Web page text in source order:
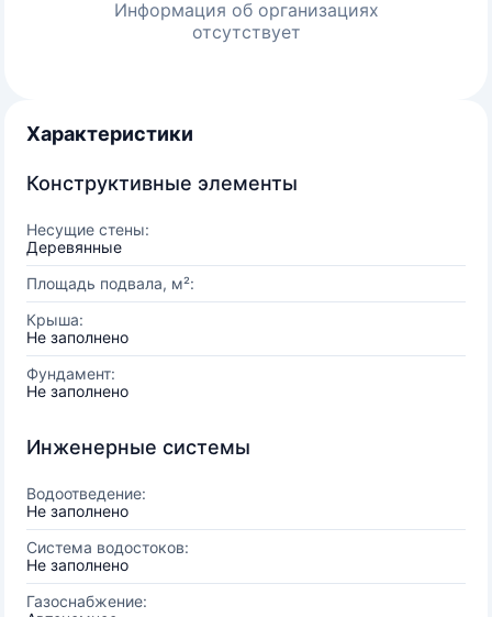
Информация об организациях
отсутствует
Характеристики
Конструктивные элементы
Несущие стены:
Деревянные
Площадь подвала, м²:
Крыша:
Не заполнено
Фундамент:
Не заполнено
Инженерные системы
Водоотведение:
Не заполнено
Система водостоков:
Не заполнено
Газоснабжение: